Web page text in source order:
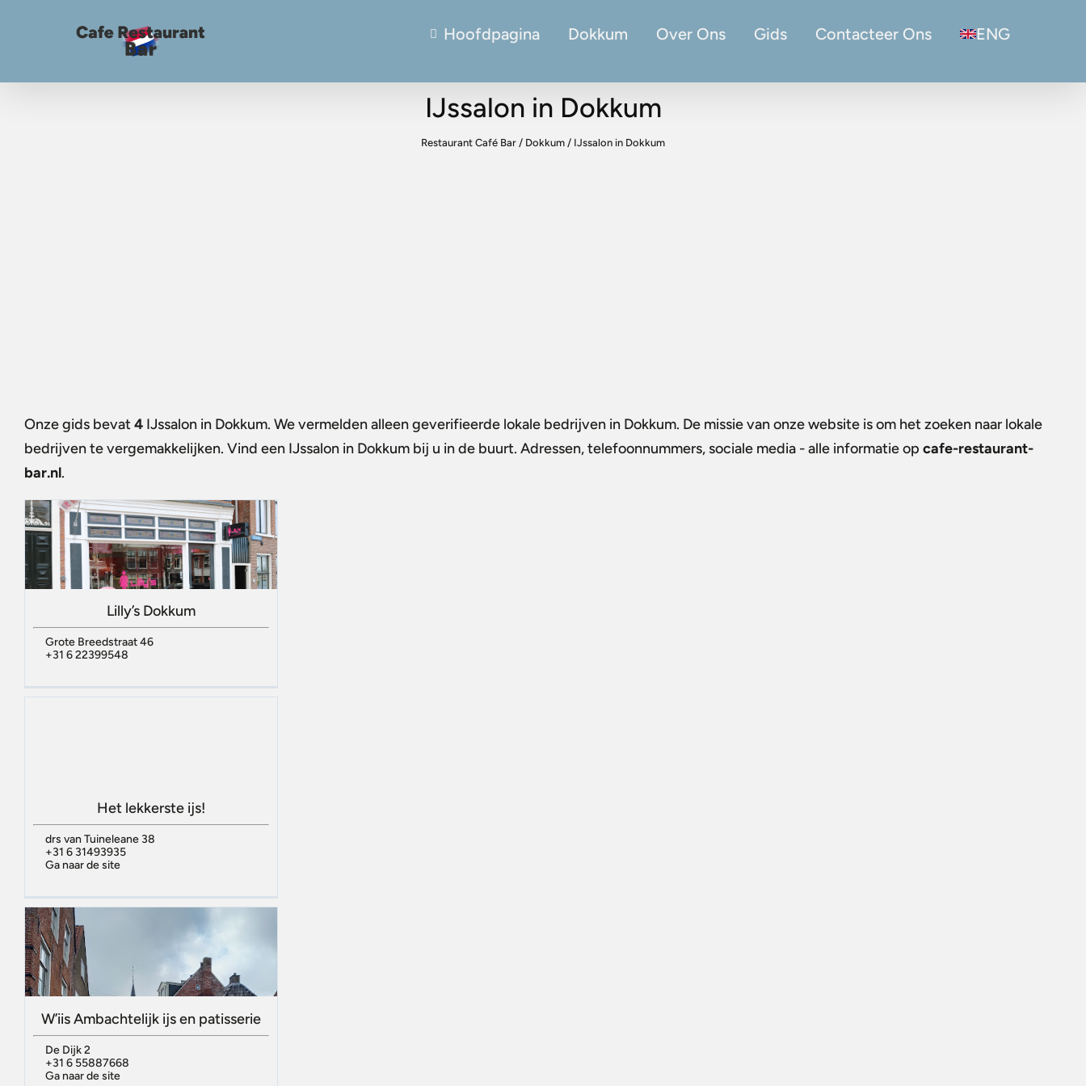
Hoofdpagina Dokkum Over Ons Gids Contacteer Ons ENG
IJssalon in Dokkum
Restaurant Café Bar / Dokkum / IJssalon in Dokkum
Onze gids bevat4 IJssalon in Dokkum. We vermelden alleen geverifieerde lokale bedrijven in Dokkum. De missie van onze website is om het zoeken naar lokale
bedrijven te vergemakkelijken. Vind een IJssalon in Dokkum bij u in de buurt. Adressen, telefoonnummers, sociale media - alle informatie op cafe-restaurant-
bar.nl.
Lilly’s Dokkum
Grote Breedstraat 46
+31 6 22399548
Het lekkerste ijs!
drs van Tuineleane 38
+31 6 31493935
Ga naar de site
W’iis Ambachtelijk ijs en patisserie
De Dijk 2
+31 6 55887668
Ga naar de site